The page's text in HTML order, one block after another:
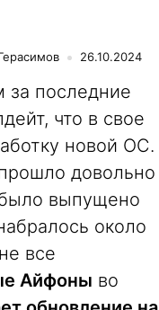
26.10.2024
за последние
что в свое
новой ОС.
довольно
было выпущено
около
все
Айфоны во